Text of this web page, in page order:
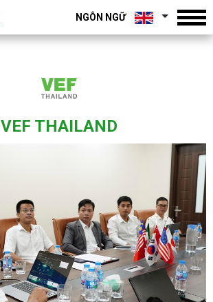
NGÔN NGỮ
VEF THAILAND